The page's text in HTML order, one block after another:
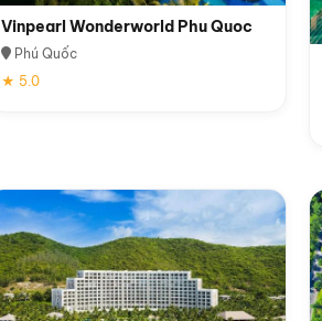
Vinpearl Wonderworld Phu Quoc
Phú Quốc
★ 5.0